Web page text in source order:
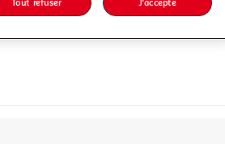
Tout refuser J'accepte